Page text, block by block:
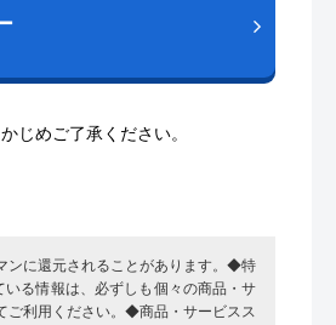
じめご了承ください。
ンに還元されることがあります。◆特
る情報は、必ずしも個々の商品・サ
ご利用ください。◆商品・サービスス